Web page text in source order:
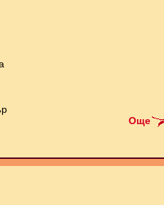
Още